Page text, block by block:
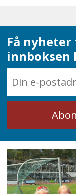
Få
innboksen